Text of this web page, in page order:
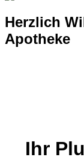
Herzlich
Apotheke
Ihr